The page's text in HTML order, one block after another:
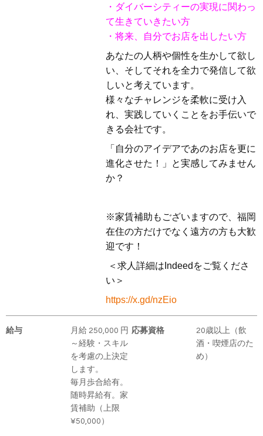
・ダイバーシティーの実現に関わっ
て生きていきたい方
・将来、自分でお店を出したい方
あなたの人柄や個性を生かして欲し
い、そしてそれを全力で発信して欲
しいと考えています。
様々なチャレンジを柔軟に受け入
れ、実践していくことをお手伝いで
きる会社です。
「自分のアイデアであのお店を更に
進化させた！」と実感してみません
か？
※家賃補助もございますので、福岡
在住の方だけでなく遠方の方も大歓
迎です！
＜求人詳細はIndeedをご覧くださ
い＞
https://x.gd/nzEio
給与
月給 250,000 円
～経験・スキル
を考慮の上決定
します。
毎月歩合給有。
随時昇給有。家
賃補助（上限
¥50,000）
応募資格
20歳以上（飲
酒・喫煙店のた
め）